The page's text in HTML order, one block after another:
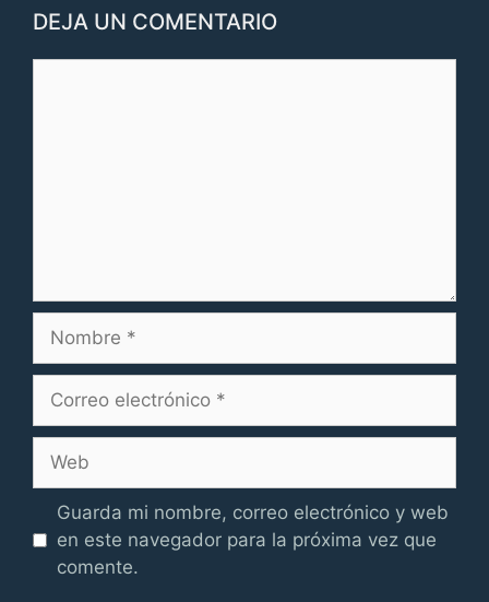
DEJA UN COMENTARIO
Nombre
Correo
Web
Guarda mi nombre, correo electrónico y web
en este navegador para la próxima vez que
comente.